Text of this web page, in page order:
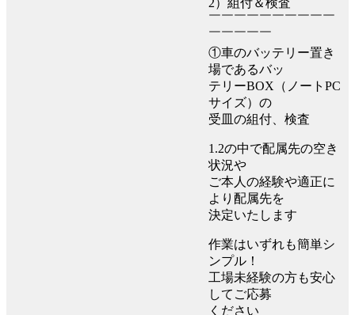
￣￣￣￣￣￣￣￣￣￣
￣￣￣￣￣
①車のバッテリー置き
場であるバッ
テリーBOX（ノートPC
サイズ）の
受皿の組付、検査
1.2の中で配属先の空き
状況や
ご本人の経験や適正に
より配属先を
決定いたします
作業はいずれも簡単シ
ンプル！
工場未経験の方も安心
してご応募
ください